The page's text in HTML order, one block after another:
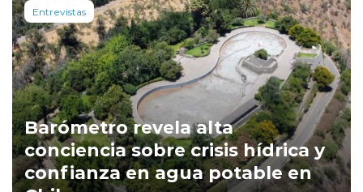
Entrevistas
Barómetro revela alta
conciencia sobre crisis hídrica y
confianza en agua potable en